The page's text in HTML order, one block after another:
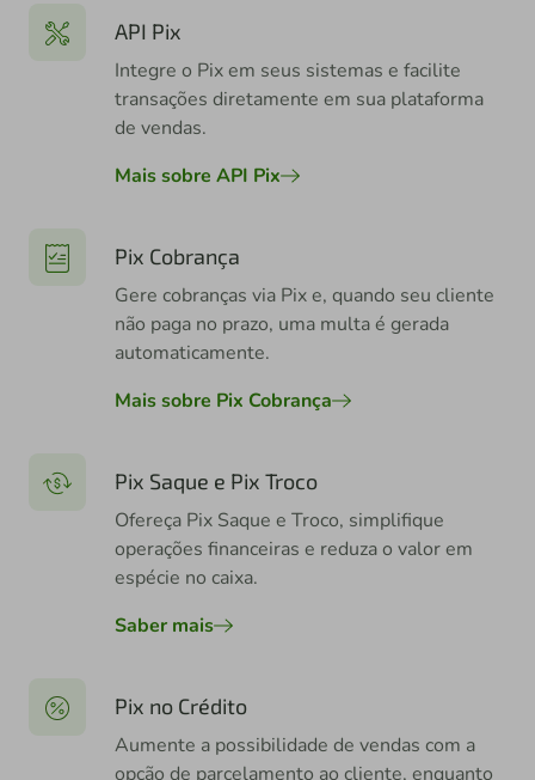
API Pix
Integre o Pix em seus sistemas e facilite
transações diretamente em sua plataforma
de vendas.
Mais sobre API Pix
Pix Cobrança
Gere cobranças via Pix e, quando seu cliente
não paga no prazo, uma multa é gerada
automaticamente.
Mais sobre Pix Cobrança
Pix Saque e Pix Troco
Ofereça Pix Saque e Troco, simplifique
operações financeiras e reduza o valor em
espécie no caixa.
Saber mais
Pix no Crédito
Aumente a possibilidade de vendas com a
opção de parcelamento ao cliente, enquanto